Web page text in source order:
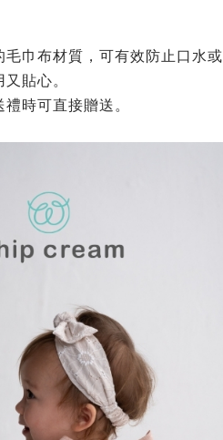
巾布材質，可有效防止口水或
貼心。
時可直接贈送。